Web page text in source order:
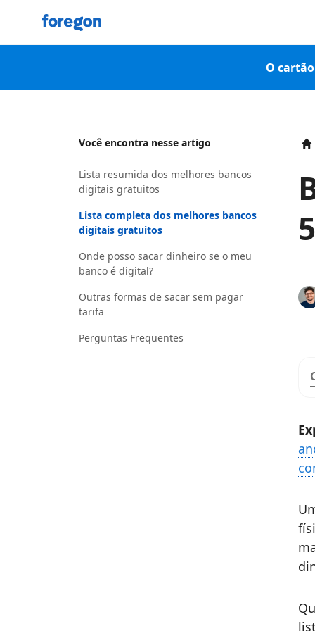
Foregon.com
O
Você encontra nesse artigo
Lista resumida dos melhores bancos
digitais gratuitos
Lista completa dos melhores bancos
digitais gratuitos
Onde posso sacar dinheiro se o meu
banco é digital?
Outras formas de sacar sem pagar
tarifa
Perguntas Frequentes